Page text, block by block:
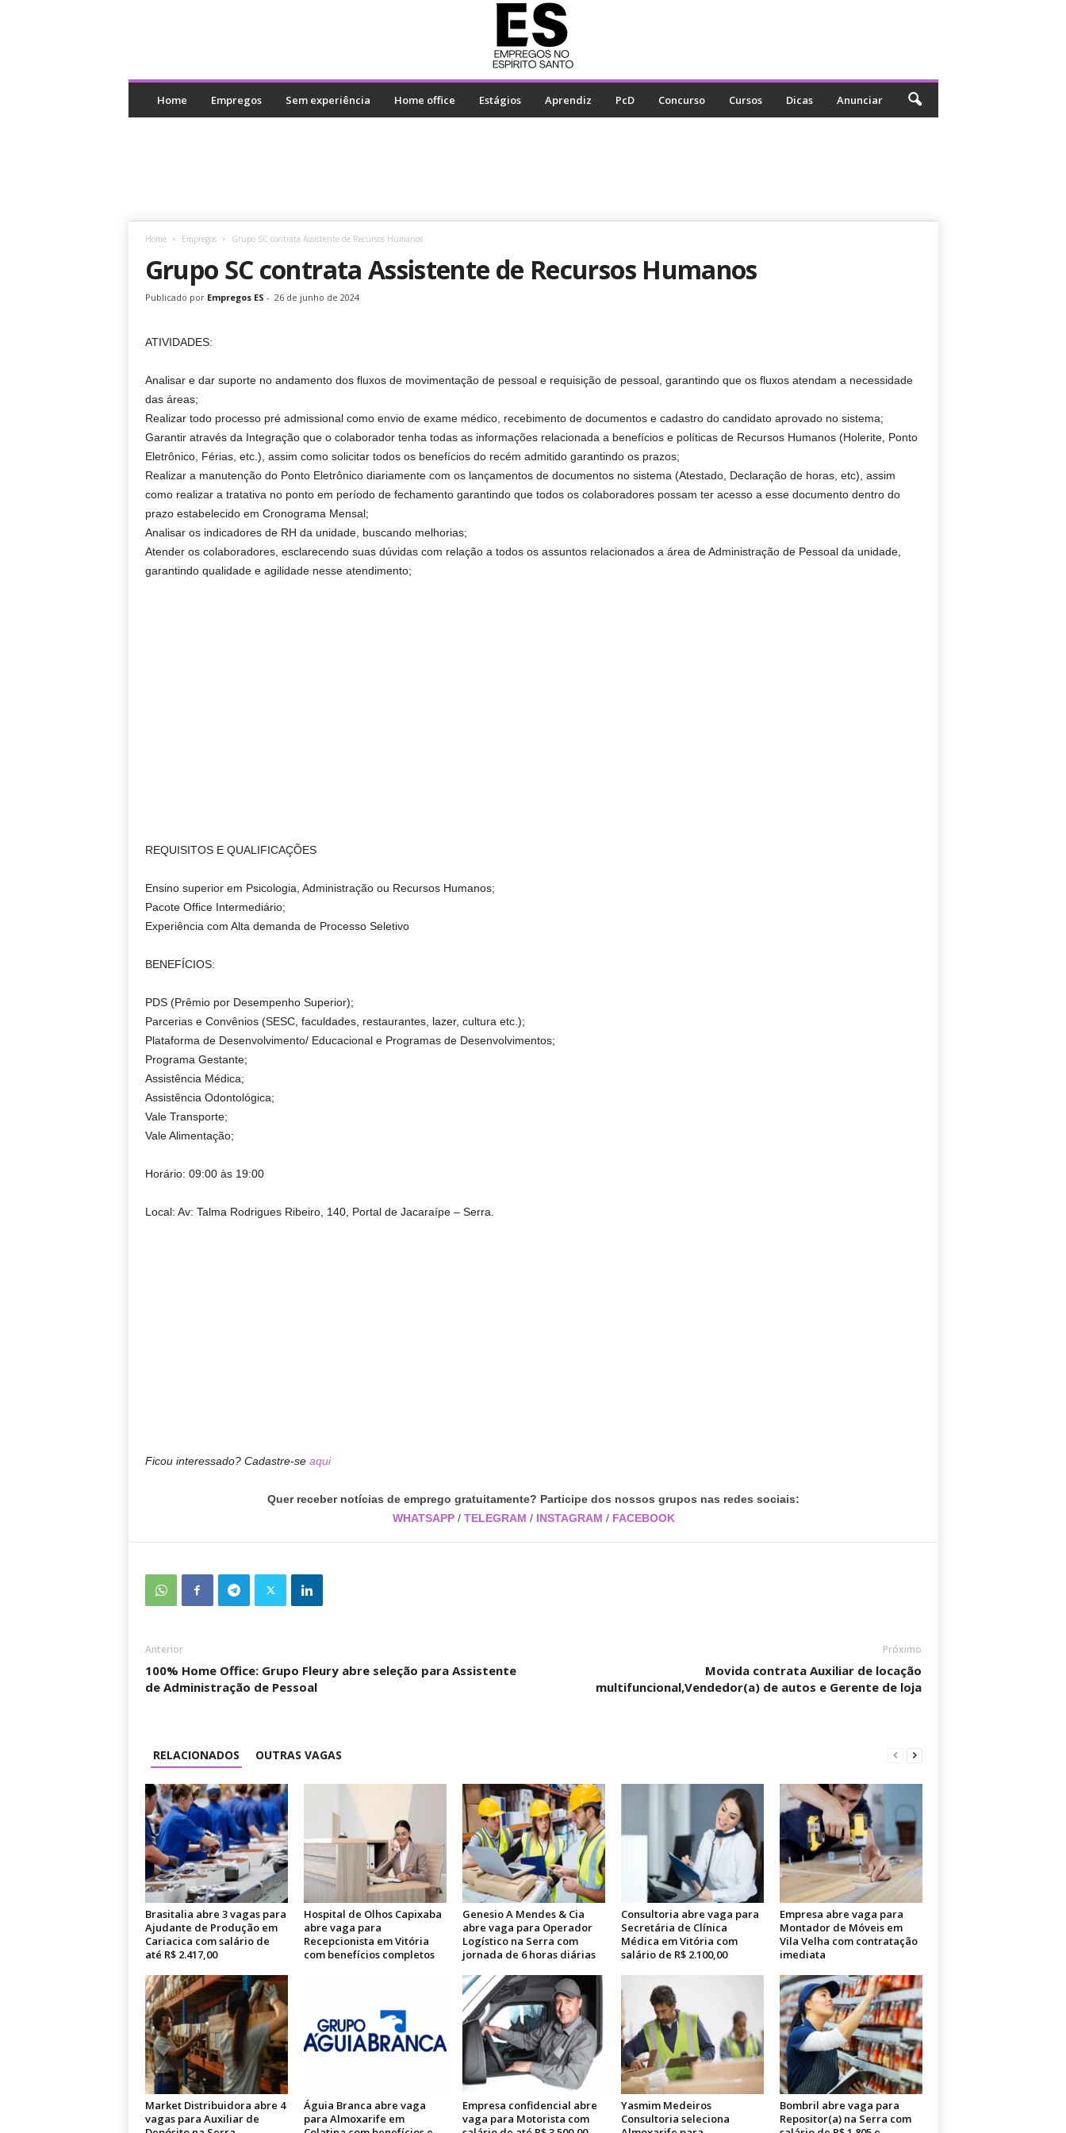
E
Home Empregos Sem experiência Home office Estágios Aprendiz PcD Concurso Cursos Dicas Anunciar
Home Empregos Grupo SC contrata Assistente de Recursos Humanos
Grupo SC contrata Assistente de Recursos Humanos
Publicado por Empregos ES - 26 de junho de 2024
ATIVIDADES:
Analisar e dar suporte no andamento dos fluxos de movimentação de pessoal e requisição de pessoal, garantindo que os fluxos atendam a necessidade
das áreas;
Realizar todo processo pré admissional como envio de exame médico, recebimento de documentos e cadastro do candidato aprovado no sistema;
Garantir através da Integração que o colaborador tenha todas as informações relacionada a benefícios e políticas de Recursos Humanos (Holerite, Ponto
Eletrônico, Férias, etc.), assim como solicitar todos os benefícios do recém admitido garantindo os prazos;
Realizar a manutenção do Ponto Eletrônico diariamente com os lançamentos de documentos no sistema (Atestado, Declaração de horas, etc), assim
como realizar a tratativa no ponto em período de fechamento garantindo que todos os colaboradores possam ter acesso a esse documento dentro do
prazo estabelecido em Cronograma Mensal;
Analisar os indicadores de RH da unidade, buscando melhorias;
Atender os colaboradores, esclarecendo suas dúvidas com relação a todos os assuntos relacionados a área de Administração de Pessoal da unidade,
garantindo qualidade e agilidade nesse atendimento;
REQUISITOS E QUALIFICAÇÕES
Ensino superior em Psicologia, Administração ou Recursos Humanos;
Pacote Office Intermediário;
Experiência com Alta demanda de Processo Seletivo
BENEFÍCIOS:
PDS (Prêmio por Desempenho Superior);
Parcerias e Convênios (SESC, faculdades, restaurantes, lazer, cultura etc.);
Plataforma de Desenvolvimento/ Educacional e Programas de Desenvolvimentos;
Programa Gestante;
Assistência Médica;
Assistência Odontológica;
Vale Transporte;
Vale Alimentação;
Horário: 09:00 às 19:00
Local: Av: Talma Rodrigues Ribeiro, 140, Portal de Jacaraípe – Serra.
Ficou interessado? Cadastre-se aqui
Quer receber notícias de emprego gratuitamente? Participe dos nossos grupos nas redes sociais:
WHATSAPP/ TELEGRAM / INSTAGRAM / FACEBOOK
Anterior
100% Home Office: Grupo Fleury abre seleção para Assistente
de Administração de Pessoal
Próximo
Movida contrata Auxiliar de locação
multifuncional,Vendedor(a) de autos e Gerente de loja
RELACIONADOS OUTRAS VAGAS
Brasitalia abre 3 vagas para
Ajudante de Produção em
Cariacica com salário de
até R$ 2.417,00
Hospital de Olhos Capixaba
abre vaga para
Recepcionista em Vitória
com benefícios completos
Genesio A Mendes & Cia
abre vaga para Operador
Logístico na Serra com
jornada de 6 horas diárias
Consultoria abre vaga para
Secretária de Clínica
Médica em Vitória com
salário de R$ 2.100,00
Empresa abre vaga para
Montador de Móveis em
Vila Velha com contratação
imediata
Market Distribuidora abre 4
vagas para Auxiliar de
Águia Branca abre vaga
para Almoxarife em
Empresa confidencial abre
vaga para Motorista com
Yasmim Medeiros
Consultoria seleciona
Bombril abre vaga para
Repositor(a) na Serra com